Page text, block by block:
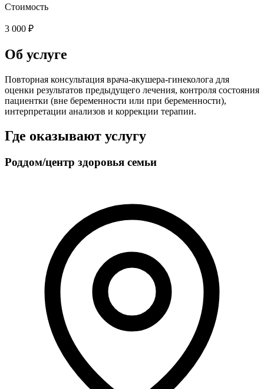
Стоимость
3 000 ₽
Об услуге
Повторная консультация врача-акушера-гинеколога для
оценки результатов предыдущего лечения, контроля состояния
пациентки (вне беременности или при беременности),
интерпретации анализов и коррекции терапии.
Где оказывают услугу
Роддом/центр здоровья семьи